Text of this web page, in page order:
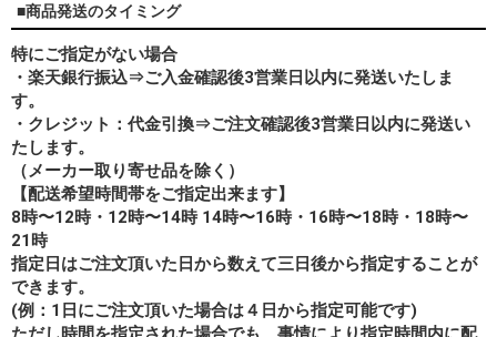
■商品発送のタイミング
特にご指定がない場合
・楽天銀行振込⇒ご入金確認後3営業日以内に発送いたしま
す。
・クレジット：代金引換⇒ご注文確認後3営業日以内に発送い
たします。
（メーカー取り寄せ品を除く）
【配送希望時間帯をご指定出来ます】
8時〜12時・12時〜14時 14時〜16時・16時〜18時・18時〜
21時
指定日はご注文頂いた日から数えて三日後から指定することが
できます。
(例：1日にご注文頂いた場合は４日から指定可能です)